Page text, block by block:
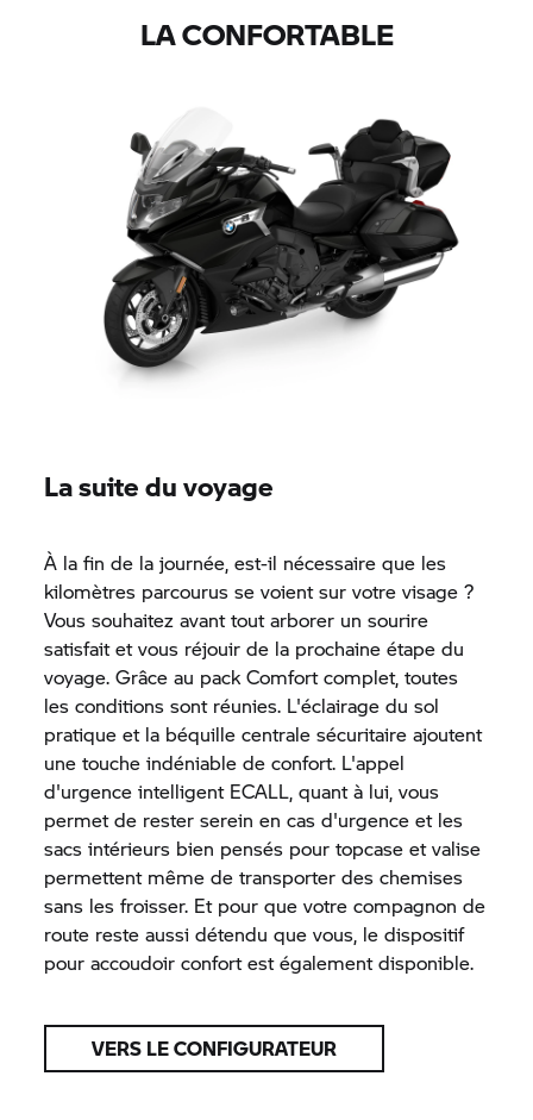
LA CONFORTABLE
La suite du voyage
À la fin de la journée, est-il nécessaire que les
kilomètres parcourus se voient sur votre visage ?
Vous souhaitez avant tout arborer un sourire
satisfait et vous réjouir de la prochaine étape du
voyage. Grâce au pack Comfort complet, toutes
les conditions sont réunies. L'éclairage du sol
pratique et la béquille centrale sécuritaire ajoutent
une touche indéniable de confort. L'appel
d'urgence intelligent ECALL, quant à lui, vous
permet de rester serein en cas d'urgence et les
sacs intérieurs bien pensés pour topcase et valise
permettent même de transporter des chemises
sans les froisser. Et pour que votre compagnon de
route reste aussi détendu que vous, le dispositif
pour accoudoir confort est également disponible.
VERS LE CONFIGURATEUR